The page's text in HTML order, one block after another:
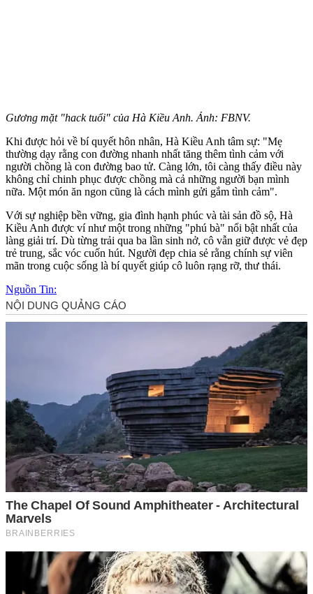
Gương mặt "hack tuổi" của Hà Kiều Anh. Ảnh: FBNV.
Khi được hỏi về bí quyết hôn nhân, Hà Kiều Anh tâm sự: "Mẹ
thường dạy rằng con đường nhanh nhất tăng thêm tình cảm với
người chồng là con đường bao tử. Càng lớn, tôi càng thấy điều này
không chỉ chinh phục được chồng mà cả những người bạn mình
nữa. Một món ăn ngon cũng là cách mình gửi gắm tình cảm".
Với sự nghiệp bền vững, gia đình hạnh phúc và tài sản đồ sộ, Hà
Kiều Anh được ví như một trong những "phú bà" nổi bật nhất của
làng giải trí. Dù từng trải qua ba lần sinh nở, cô vẫn giữ được vẻ đẹp
trẻ trung, sắc vóc cuốn hút. Người đẹp chia sẻ rằng chính sự viên
mãn trong cuộc sống là bí quyết giúp cô luôn rạng rỡ, thư thái.
Nguồn Tin: